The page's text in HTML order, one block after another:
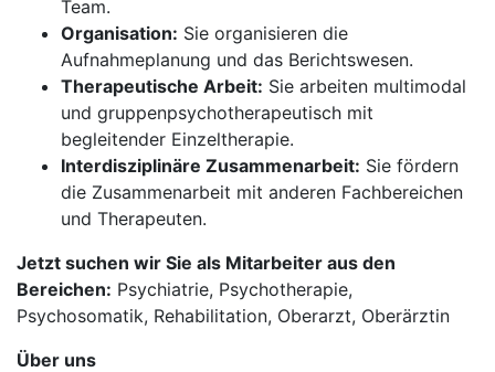
Team.
Organisation: Sie organisieren die
Aufnahmeplanung und das Berichtswesen.
Therapeutische Arbeit: Sie arbeiten multimodal
und gruppenpsychotherapeutisch mit
begleitender Einzeltherapie.
Interdisziplinäre Zusammenarbeit: Sie fördern
die Zusammenarbeit mit anderen Fachbereichen
und Therapeuten.
Jetzt suchen wir Sie als Mitarbeiter aus den
Bereichen: Psychiatrie, Psychotherapie,
Psychosomatik, Rehabilitation, Oberarzt, Oberärztin
Über uns